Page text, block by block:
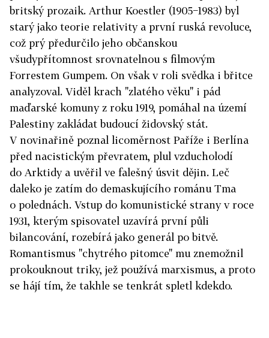
britský prozaik. Arthur Koestler (1905−1983) byl
starý jako teorie relativity a první ruská revoluce,
což prý předurčilo jeho občanskou
všudypřítomnost srovnatelnou s filmovým
Forrestem Gumpem. On však v roli svědka i břitce
analyzoval. Viděl krach "zlatého věku" i pád
maďarské komuny z roku 1919, pomáhal na území
Palestiny zakládat budoucí židovský stát.
V novinařině poznal licoměrnost Paříže i Berlína
před nacistickým převratem, plul vzducholodí
do Arktidy a uvěřil ve falešný úsvit dějin. Leč
daleko je zatím do demaskujícího románu Tma
o polednách. Vstup do komunistické strany v roce
1931, kterým spisovatel uzavírá první půli
bilancování, rozebírá jako generál po bitvě.
Romantismus "chytrého pitomce" mu znemožnil
prokouknout triky, jež používá marxismus, a proto
se hájí tím, že takhle se tenkrát spletl kdekdo.